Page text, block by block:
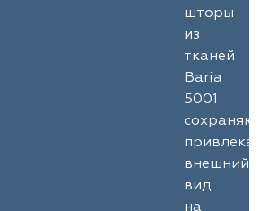
шторы
из
тканей
Baria
5001
сохраняют
внешний
вид
на